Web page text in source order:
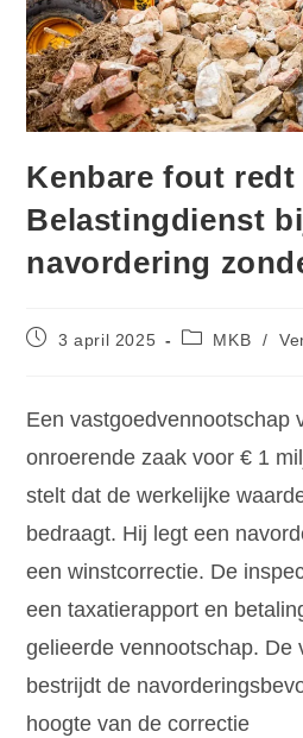
Kenbare fout redt
Belastingdienst
navordering
3 april 2025 MKB /
Een vastgoedvennootschap
onroerende zaak voor € 1
stelt dat de werkelijke
bedraagt. Hij legt een
een winstcorrectie. De
een taxatierapport en
gelieerde vennootschap. De
bestrijdt de
hoogte van de correctie